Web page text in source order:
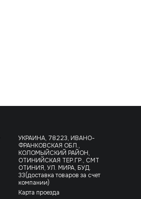
УКРАИНА, 78223, ИВАНО-
ФРАНКОВСКАЯ ОБЛ.,
КОЛОМЫЙСКИЙ РАЙОН,
ОТИНИЙСКАЯ ТЕР.ГР., СМТ
ОТИНИЯ, УЛ. МИРА, БУД.
33(доставка товаров за счет
компании)
Карта проезда